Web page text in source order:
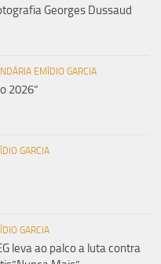
Georges Dussaud
EMÍDIO GARCIA
2026”
GARCIA
GARCIA
leva ao palco a luta contra